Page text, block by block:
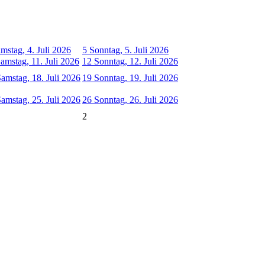
4. Juli 2026 5 Sonntag, 5. Juli 2026
11. Juli 2026 12 Sonntag, 12. Juli 2026
18. Juli 2026 19 Sonntag, 19. Juli 2026
25. Juli 2026 26 Sonntag, 26. Juli 2026
2